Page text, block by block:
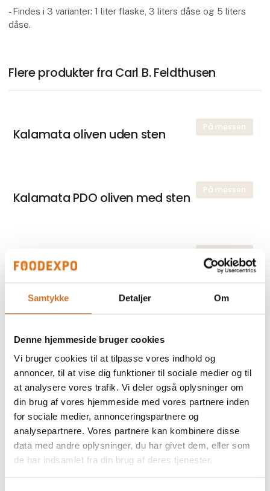
Samtykke Detaljer Om
Denne hjemmeside bruger cookies
Vi bruger cookies til at tilpasse vores indhold og
annoncer, til at vise dig funktioner til sociale medier og til
at analysere vores trafik. Vi deler også oplysninger om
din brug af vores hjemmeside med vores partnere inden
for sociale medier, annonceringspartnere og
analysepartnere. Vores partnere kan kombinere disse
data med andre oplysninger, du har givet dem, eller som
de har indsamlet fra din brug af deres tjenester.
- Findes i 3 varianter: 1 liter flaske, 3 liters dåse og 5 liters
dåse.
Flere produkter fra Carl B. Feldthusen
På messen
Kalamata oliven uden sten
På messen
Kalamata PDO oliven med sten
Økologiske grønne oliven uden sten
På messen
På messen
Early Harvest ekstra jomfru olivenolie
På messen
Glaze med balsamico